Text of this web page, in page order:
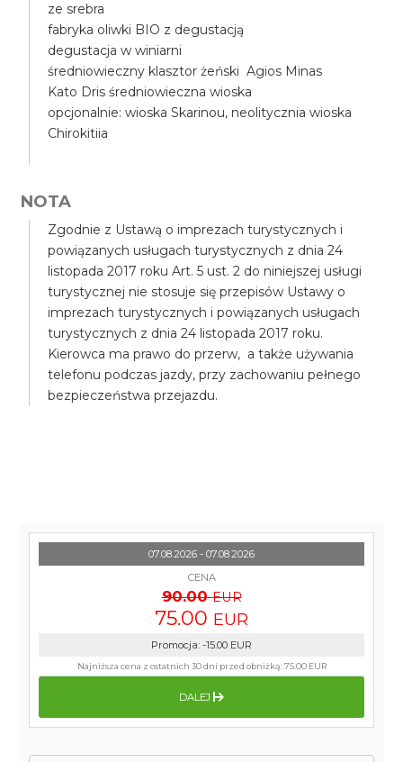
ze srebra
fabryka oliwki BIO z degustacją
degustacja w winiarni
średniowieczny klasztor żeński Agios Minas
Kato Dris średniowieczna wioska
opcjonalnie: wioska Skarinou, neolitycznia wioska
Chirokitiia
NOTA
Zgodnie z Ustawą o imprezach turystycznych i
powiązanych usługach turystycznych z dnia 24
listopada 2017 roku Art. 5 ust. 2 do niniejszej usługi
turystycznej nie stosuje się przepisów Ustawy o
imprezach turystycznych i powiązanych usługach
turystycznych z dnia 24 listopada 2017 roku.
Kierowca ma prawo do przerw, a także używania
telefonu podczas jazdy, przy zachowaniu pełnego
bezpieczeństwa przejazdu.
07.08.2026 - 07.08.2026
CENA
90.00 EUR
75.00 EUR
Promocja: -15.00 EUR
Najniższa cena z ostatnich 30 dni przed obniżką:75.00 EUR
DALEJ